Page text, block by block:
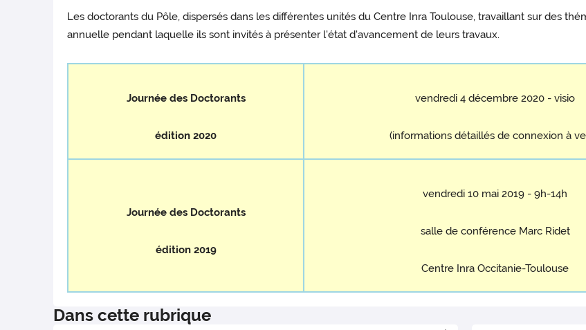
Les doctorants du Pôle, dispersés dans les différentes unités du Centre Inra Toulouse, travaillant sur des
annuelle pendant laquelle ils sont invités à présenter l'état d'avancement de leurs travaux.
Journée des Doctorants
édition 2020
vendredi 4 décembre 2020 - visio
(informations détaillés de connexion à
Journée des Doctorants
édition 2019
vendredi 10 mai 2019 - 9h-14h
salle de conférence Marc Ridet
Centre Inra Occitanie-Toulouse
Dans cette rubrique